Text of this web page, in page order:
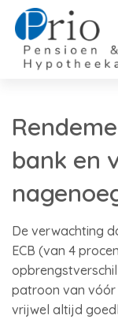
bank en
De verwachting
ECB (van 4
patroon van vóór
vrijwel altijd